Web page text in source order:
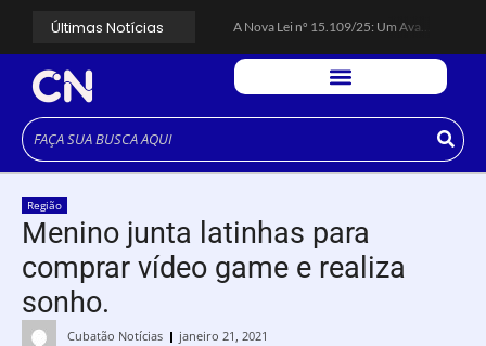
Últimas Notícias
A Nova Lei nº 15.109/25: Um Avanço na Garantia dos Honorários Advocatícios.
Espingarda roubada de agentes de segurança ferroviária é recuperada na Vila Esperança.
Polícia Rodoviária resgata bicho-preguiça na Rodovia dos Imigrantes, em Cubatão.
Cubatão tem vasta programação no Mês da Mulher: atividades começam nesta sexta (7).
Vigilantes são atacados por criminosos armados durante escolta de carga na Vila Esperança.
Região
Menino junta latinhas para
comprar vídeo game e realiza
sonho.
Cubatão Notícias janeiro 21, 2021